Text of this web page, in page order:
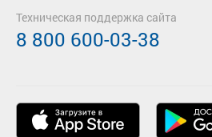
Техническая поддержка сайта
8 800 600-03-38